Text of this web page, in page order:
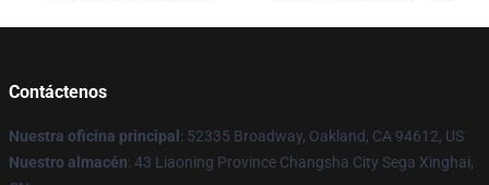
Contáctenos
Nuestra oficina principal : 52335 Broadway, Oakland, CA 94612, US
Nuestro almacén: 43 Liaoning Province Changsha City Sega Xinghai,